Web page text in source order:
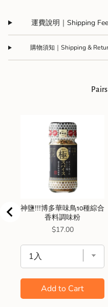
運費說明｜Shipping Fee
購物須知｜Shipping &
神鹽!!!博多華味鳥10種綜合
香料調味粉
Price
$17.00
Add to Cart